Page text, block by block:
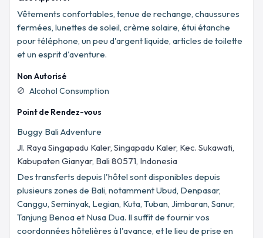
Vêtements confortables, tenue de rechange, chaussures
fermées, lunettes de soleil, crème solaire, étui étanche
pour téléphone, un peu d'argent liquide, articles de toilette
et un esprit d'aventure.
Non Autorisé
block
Alcohol Consumption
Point de Rendez-vous
Buggy Bali Adventure
Jl. Raya Singapadu Kaler, Singapadu Kaler, Kec. Sukawati,
Kabupaten Gianyar, Bali 80571, Indonesia
Des transferts depuis l'hôtel sont disponibles depuis
plusieurs zones de Bali, notamment Ubud, Denpasar,
Canggu, Seminyak, Legian, Kuta, Tuban, Jimbaran, Sanur,
Tanjung Benoa et Nusa Dua. Il suffit de fournir vos
coordonnées hôtelières à l'avance, et le lieu de prise en